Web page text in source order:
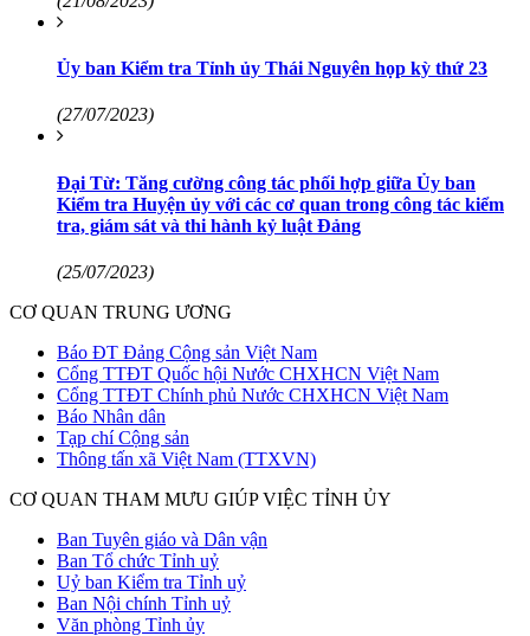
Ủy ban Kiểm tra Tỉnh ủy Thái Nguyên họp kỳ thứ 23
(27/07/2023)
Đại Từ: Tăng cường công tác phối hợp giữa Ủy ban
Kiểm tra Huyện ủy với các cơ quan trong công tác kiểm
tra, giám sát và thi hành kỷ luật Đảng
(25/07/2023)
CƠ QUAN TRUNG ƯƠNG
Báo ĐT Đảng Cộng sản Việt Nam
Cổng TTĐT Quốc hội Nước CHXHCN Việt Nam
Cổng TTĐT Chính phủ Nước CHXHCN Việt Nam
Báo Nhân dân
Tạp chí Cộng sản
Thông tấn xã Việt Nam (TTXVN)
CƠ QUAN THAM MƯU GIÚP VIỆC TỈNH ỦY
Ban Tuyên giáo và Dân vận
Ban Tổ chức Tỉnh uỷ
Uỷ ban Kiểm tra Tỉnh uỷ
Ban Nội chính Tỉnh uỷ
Văn phòng Tỉnh ủy